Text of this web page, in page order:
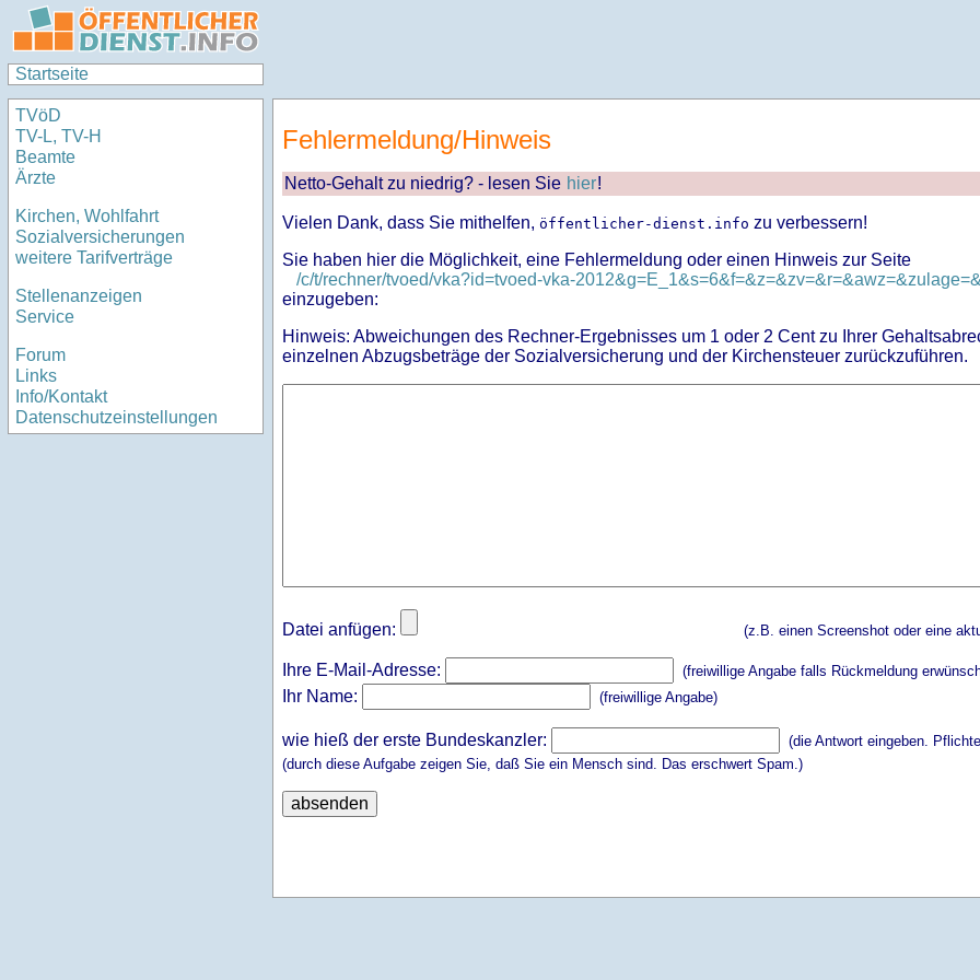
Startseite
TVöD
TV-L, TV-H
Beamte
Ärzte
Kirchen, Wohlfahrt
Sozialversicherungen
weitere Tarifverträge
Stellenanzeigen
Service
Forum
Links
Info/Kontakt
Datenschutzeinstellungen
Fehlermeldung/Hinweis
Netto-Gehalt zu niedrig? - lesen Sie hier!
Vielen Dank, dass Sie mithelfen, öffentlicher-dienst.info zu verbessern!
Sie haben hier die Möglichkeit, eine Fehlermeldung oder einen Hinweis zur Seite
/c/t/rechner/tvoed/vka?id=tvoed-vka-
einzugeben:
Hinweis: Abweichungen des Rechner-Ergebnisses um 1 oder 2 Cent zu Ihrer
einzelnen Abzugsbeträge der Sozialversicherung und der Kirchensteuer zurückzuführen.
Datei anfügen: (z.B. einen Screenshot oder eine
Ihre E-Mail-Adresse: (freiwillige Angabe falls Rückmeldung
Ihr Name: (freiwillige Angabe)
wie hieß der erste Bundeskanzler:
(die Antwort eingeben.
(durch diese Aufgabe zeigen Sie, daß Sie ein Mensch sind. Das erschwert Spam.)